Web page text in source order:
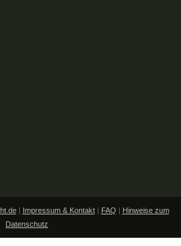
| Impressum & Kontakt| FAQ | Hinweise zum
Datenschutz